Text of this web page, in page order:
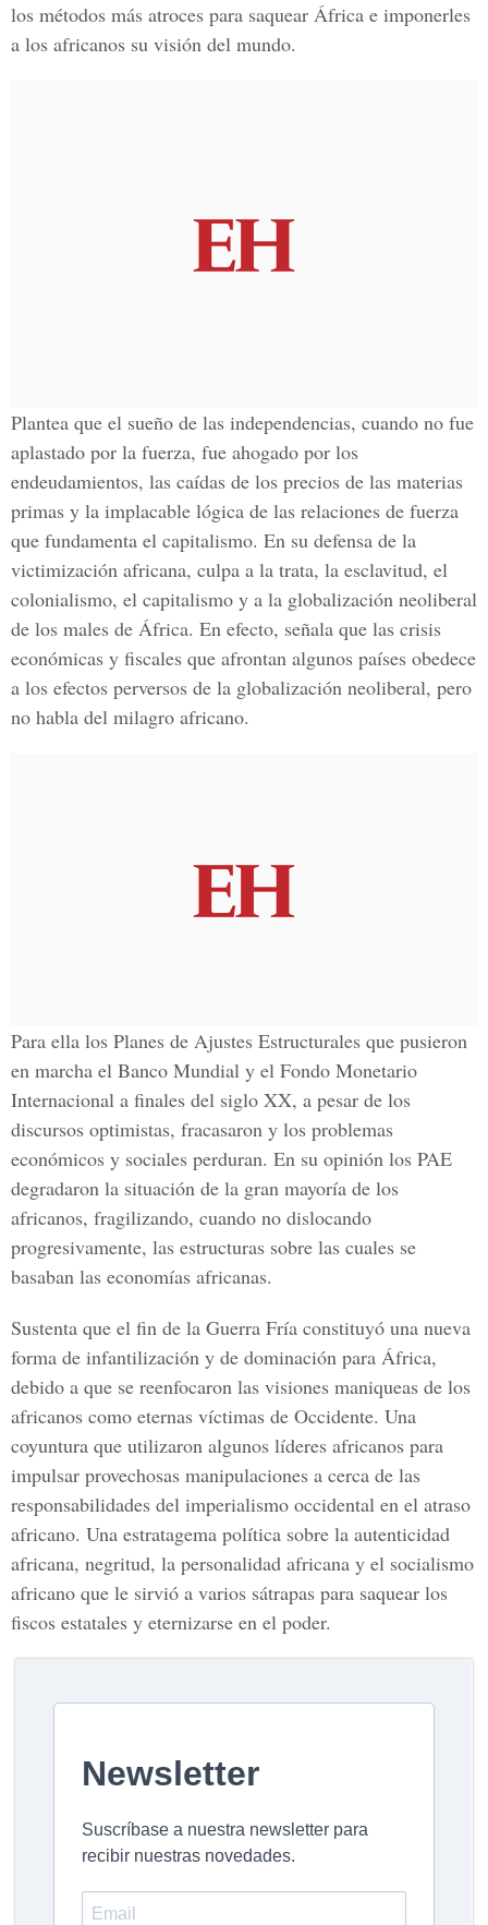
los métodos más atroces para saquear África e imponerles
a los africanos su visión del mundo.
Plantea que el sueño de las independencias, cuando no fue
aplastado por la fuerza, fue ahogado por los
endeudamientos, las caídas de los precios de las materias
primas y la implacable lógica de las relaciones de fuerza
que fundamenta el capitalismo. En su defensa de la
victimización africana, culpa a la trata, la esclavitud, el
colonialismo, el capitalismo y a la globalización neoliberal
de los males de África. En efecto, señala que las crisis
económicas y fiscales que afrontan algunos países obedece
a los efectos perversos de la globalización neoliberal, pero
no habla del milagro africano.
Para ella los Planes de Ajustes Estructurales que pusieron
en marcha el Banco Mundial y el Fondo Monetario
Internacional a finales del siglo XX, a pesar de los
discursos optimistas, fracasaron y los problemas
económicos y sociales perduran. En su opinión los PAE
degradaron la situación de la gran mayoría de los
africanos, fragilizando, cuando no dislocando
progresivamente, las estructuras sobre las cuales se
basaban las economías africanas.
Sustenta que el fin de la Guerra Fría constituyó una nueva
forma de infantilización y de dominación para África,
debido a que se reenfocaron las visiones maniqueas de los
africanos como eternas víctimas de Occidente. Una
coyuntura que utilizaron algunos líderes africanos para
impulsar provechosas manipulaciones a cerca de las
responsabilidades del imperialismo occidental en el atraso
africano. Una estratagema política sobre la autenticidad
africana, negritud, la personalidad africana y el socialismo
africano que le sirvió a varios sátrapas para saquear los
fiscos estatales y eternizarse en el poder.